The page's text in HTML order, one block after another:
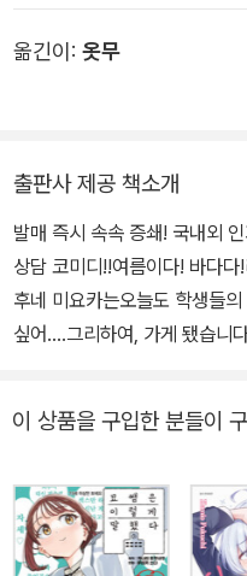
옮긴이: 옷무
출판사 제공 책소개
발매 즉시 속속 증쇄! 국내외
상담 코미디!!여름이다! 바다
후네 미요카는오늘도 학생들
싶어….그리하여, 가게 됐습니
이 상품을 구입한 분들이